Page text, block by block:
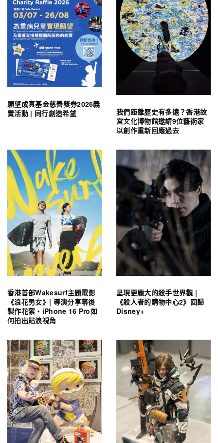
願望成真基金慈善獎券2026義
賣活動 | 同行創造希望
我們距離歷史有多遠？香港故
宮文化博物館邀請9位藝術家
以創作重新回應過去
香港首部Wakesurf主題電影
《浪花男女》| 導演分享幕後
製作花絮・iPhone 16 Pro如
何拍出貼浪視角
呈現更龐大的殺手世界觀 |
《殺人者的購物中心2》回歸
Disney+